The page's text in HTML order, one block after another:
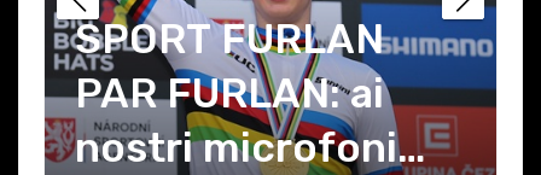
SPORT FURLAN
PAR FURLAN: ai
nostri microfoni